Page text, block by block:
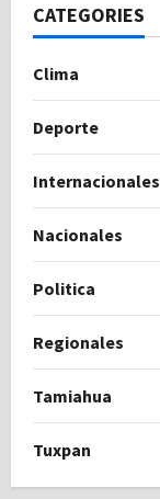
CATEGORIES
Clima
Deporte
Internacionales
Nacionales
Politica
Regionales
Tamiahua
Tuxpan